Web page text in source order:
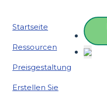
Startseite
Ressourcen
Preisgestaltung
Erstellen Sie